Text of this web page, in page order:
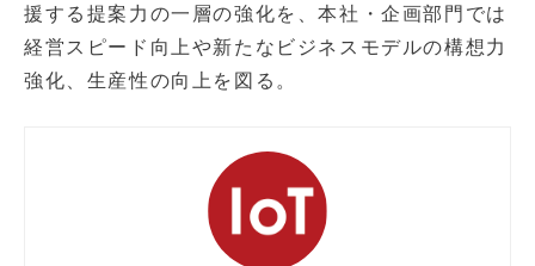
援する提案力の一層の強化を、本社・企画部門では
経営スピード向上や新たなビジネスモデルの構想力
強化、生産性の向上を図る。